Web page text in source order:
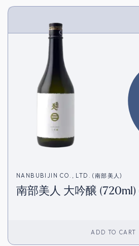
NANBUBIJIN CO., LTD. (南部美人)
南部美人 大吟醸 (720ml)
ADD TO CART